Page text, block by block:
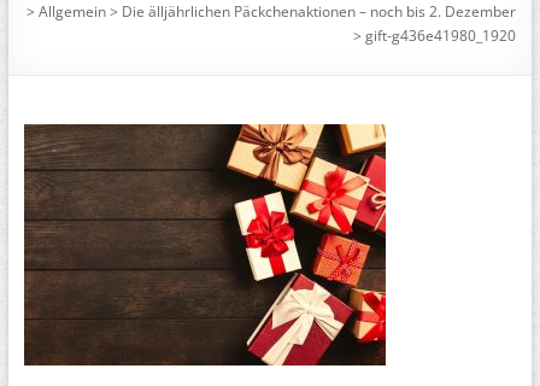
>Allgemein> Die älljährlichen Päckchenaktionen – noch bis 2. Dezember
>gift-g436e41980_1920